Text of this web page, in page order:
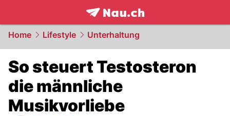
frontpage.NAU.ch
Home Lifestyle Unterhaltung
So steuert Testosteron
die männliche
Musikvorliebe